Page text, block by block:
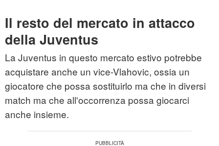
Il resto del mercato in attacco
della Juventus
La Juventus in questo mercato estivo potrebbe
acquistare anche un vice-Vlahovic, ossia un
giocatore che possa sostituirlo ma che in diversi
match ma che all'occorrenza possa giocarci
anche insieme.